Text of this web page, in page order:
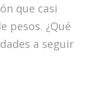
que casi
pesos. ¿Qué
a seguir